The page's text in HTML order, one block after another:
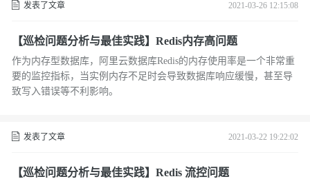
发表了文章 2021-03-26 12:15:08
【巡检问题分析与最佳实践】Redis内存高问题
作为内存型数据库，阿里云数据库Redis的内存使用率是一个非常重
要的监控指标，当实例内存不足时会导致数据库响应缓慢，甚至导
致写入错误等不利影响。
发表了文章 2021-03-22 19:22:02
【巡检问题分析与最佳实践】Redis 流控问题